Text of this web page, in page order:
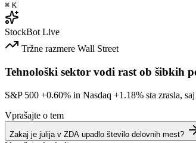
⌘ K
StockBot Live
Tržne razmere Wall Street
Tehnološki sektor vodi rast ob šibkih
S&P 500 +0.60% in Nasdaq +1.18% sta zrasla,
Vprašajte o tem
Zakaj je julija v ZDA upadlo število delovnih mest?